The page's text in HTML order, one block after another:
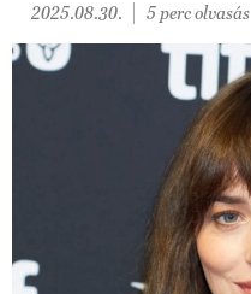
2025.08.30. 5 perc olvasás